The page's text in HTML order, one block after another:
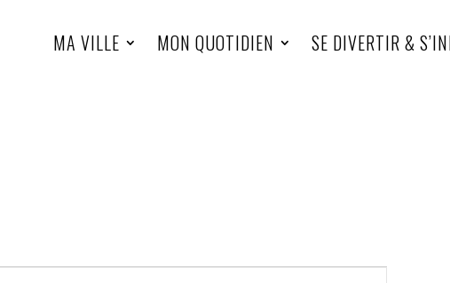
MA VILLE MON QUOTIDIEN SE DIVERTIR &